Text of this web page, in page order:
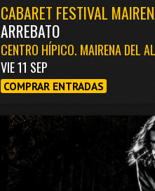
CABARET FESTIVAL
ARREBATO
CENTRO HÍPICO. MAIRENA DEL
VIE 11 SEP
COMPRAR ENTRADAS